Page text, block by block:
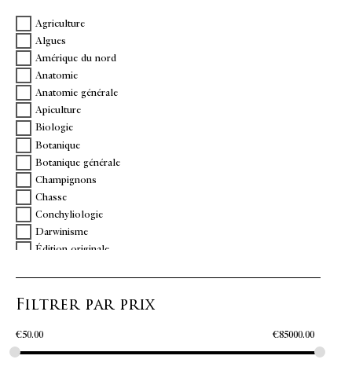
DEZALLIER d'ARGENVILLE Antoine Joseph
ENGRAMELLE Jacques-Louis-Florentin
FABRE Jean-Henri
FAUJAS DE SAINT-FOND Barthélémy
GADEAU DE KERVILLE Henri
GALIBERTO Giovanni battista di
GAUTIER D'AGOTY Jacques Fabien
GIRAUD-SOULAVIE Jean-Louis
GOBET Nicolas
GUALTIERI Niccolo
HAMILTON Sir William
HAÜY abbé René-Just
HERON DE VILLEFOSSE Antoine Marie
HUERNE DE POMMEUSE Michel
LALANDE Jérôme de
MAGENDIE
MASSARI Francesco
Agriculture
Algues
Amérique du nord
Anatomie
Anatomie générale
Apiculture
Biologie
Botanique
Botanique générale
Champignons
Chasse
Conchyliologie
Darwinisme
Édition originale
Envoi
Erpétologie
Gemmologie
Filtrer par prix
€50.00 €85000.00